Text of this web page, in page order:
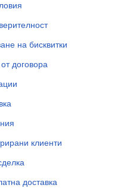
на бисквитки
договора
клиенти
доставка